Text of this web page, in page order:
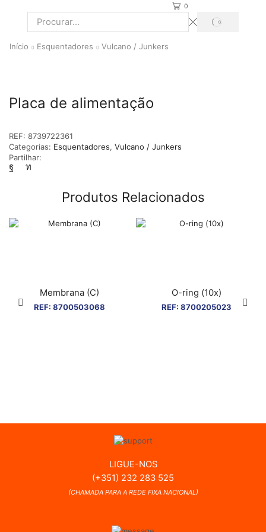
0
Search
PROCURAR
Início Esquentadores Vulcano / Junkers
Placa de alimentação
REF: 8739722361
Categorias: Esquentadores, Vulcano / Junkers
Partilhar:
Produtos Relacionados
Membrana (C)
REF: 8700503068
O-ring (10x)
REF: 8700205023
LIGUE-NOS
(+351) 232 283 525
(CHAMADA PARA A REDE FIXA NACIONAL)